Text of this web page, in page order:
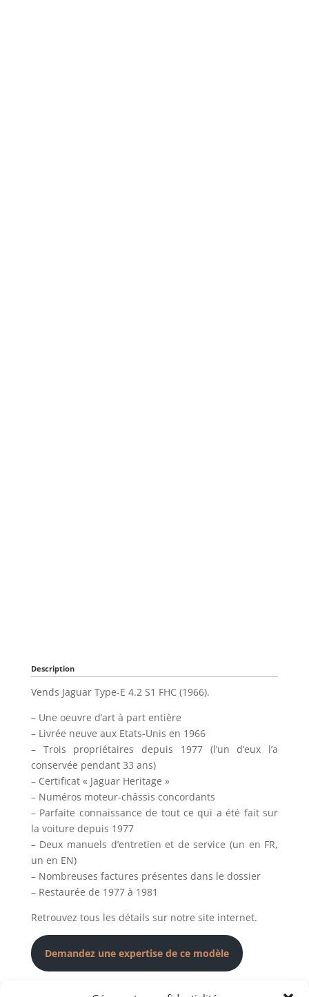
Description
Vends Jaguar Type-E 4.2 S1 FHC (1966).
– Une oeuvre d’art à part entière
– Livrée neuve aux Etats-Unis en 1966
– Trois propriétaires depuis 1977 (l’un d’eux l’a
conservée pendant 33 ans)
– Certificat « Jaguar Heritage »
– Numéros moteur-châssis concordants
– Parfaite connaissance de tout ce qui a été fait sur
la voiture depuis 1977
– Deux manuels d’entretien et de service (un en FR,
un en EN)
– Nombreuses factures présentes dans le dossier
– Restaurée de 1977 à 1981
Retrouvez tous les détails sur notre site internet.
Demandez une expertise de ce modèle